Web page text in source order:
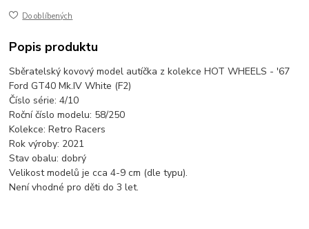
Do oblíbených
Popis produktu
Sběratelský kovový model autíčka z kolekce HOT WHEELS - '67
Ford GT40 Mk.IV White (F2)
Číslo série: 4/10
Roční číslo modelu: 58/250
Kolekce: Retro Racers
Rok výroby: 2021
Stav obalu: dobrý
Velikost modelů je cca 4-9 cm (dle typu).
Není vhodné pro děti do 3 let.